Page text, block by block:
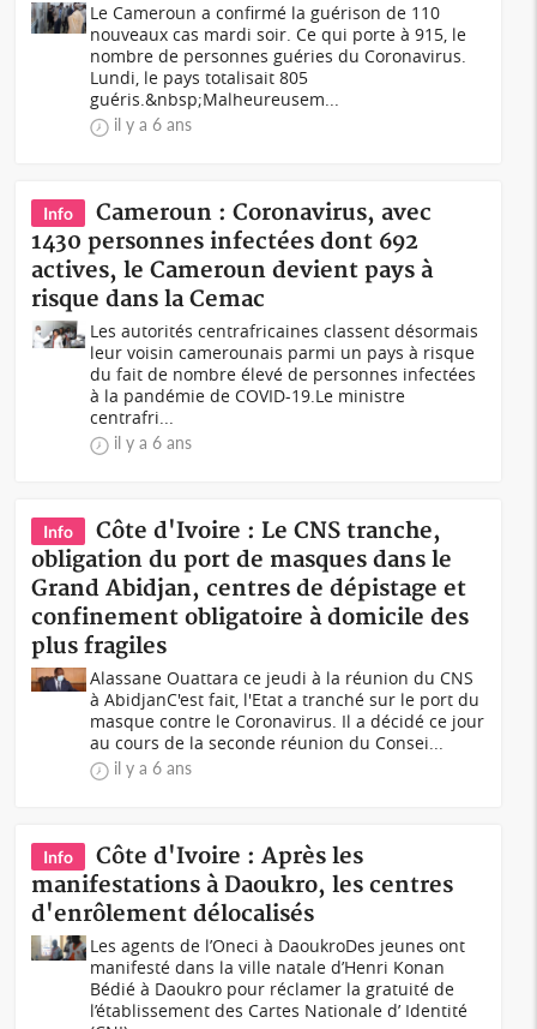
Le Cameroun a confirmé la guérison de 110
nouveaux cas mardi soir. Ce qui porte à 915, le
nombre de personnes guéries du Coronavirus.
Lundi, le pays totalisait 805
guéris.&nbsp;Malheureusem...
il y a 6 ans
Info
Cameroun : Coronavirus, avec
1430 personnes infectées dont 692
actives, le Cameroun devient pays à
risque dans la Cemac
Les autorités centrafricaines classent désormais
leur voisin camerounais parmi un pays à risque
du fait de nombre élevé de personnes infectées
à la pandémie de COVID-19.Le ministre
centrafri...
il y a 6 ans
Info
Côte d'Ivoire : Le CNS tranche,
obligation du port de masques dans le
Grand Abidjan, centres de dépistage et
confinement obligatoire à domicile des
plus fragiles
Alassane Ouattara ce jeudi à la réunion du CNS
à AbidjanC'est fait, l'Etat a tranché sur le port du
masque contre le Coronavirus. Il a décidé ce jour
au cours de la seconde réunion du Consei...
il y a 6 ans
Info
Côte d'Ivoire : Après les
manifestations à Daoukro, les centres
d'enrôlement délocalisés
Les agents de l’Oneci à DaoukroDes jeunes ont
manifesté dans la ville natale d’Henri Konan
Bédié à Daoukro pour réclamer la gratuité de
l’établissement des Cartes Nationale d’ Identité